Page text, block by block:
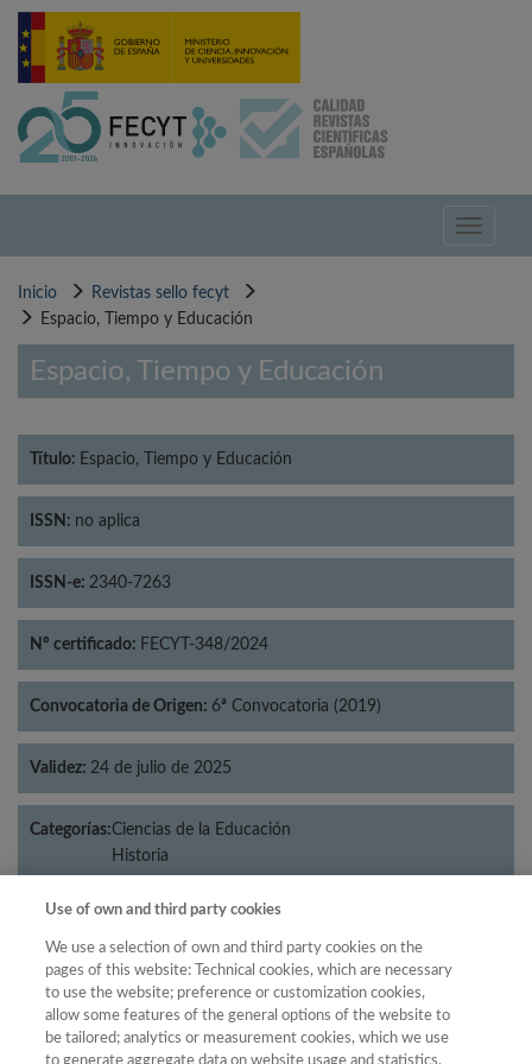
Pasar
contenido
Toggle
Inicio
Revistas sello fecyt
Espacio, Tiempo y Educación
Espacio, Tiempo y Educación
Título: Espacio, Tiempo y Educación
ISSN: no aplica
ISSN-e: 2340-7263
Nº certificado: FECYT-348/2024
Convocatoria de Origen: 6ª Convocatoria (2019)
Validez: 24 de julio de 2025
Categorías:Ciencias de la Educación
Historia
Año
Año Filtrar
Use of own and third party cookies
We use a selection of own and third party cookies on the
pages of this website: Technical cookies, which are necessary
to use the website; preference or customization cookies,
allow some features of the general options of the website to
be tailored; analytics or measurement cookies, which we use